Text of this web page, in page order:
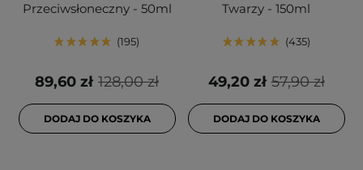
Przeciwsłoneczny - 50ml
195
128,00 zł
89,60 zł
DODAJ DO KOSZYKA
Twarzy - 150ml
435
57,90 zł
49,20 zł
DODAJ DO KOSZYKA